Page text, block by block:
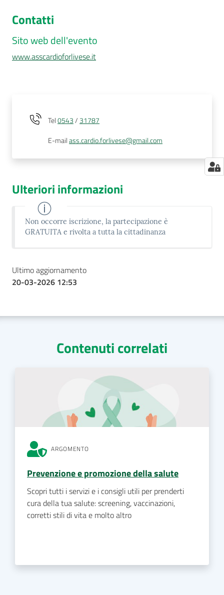
Contatti
Sito web dell'evento
www.asscardioforlivese.it
Tel0543/ 31787
E-mailass.cardio.forlivese@gmail.com
Ulteriori informazioni
Non occorre iscrizione, la partecipazione è
GRATUITA e rivolta a tutta la cittadinanza
Ultimo aggiornamento
20-03-2026 12:53
Contenuti correlati
ARGOMENTO
Prevenzione e promozione della salute
Scopri tutti i servizi e i consigli utili per prenderti
cura della tua salute: screening, vaccinazioni,
corretti stili di vita e molto altro